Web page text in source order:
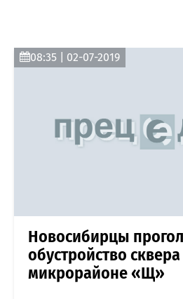
08:35 | 02-07-2019
Новосибирцы
обустройство
микрорайоне «Щ»